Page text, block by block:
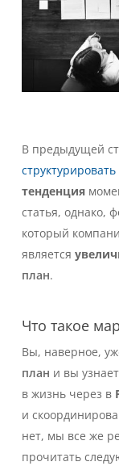
В предыдущей
структурировать
тенденция
статья, однако,
который
является
план.
Что такое
Вы, наверное,
план и вы
в жизнь через в
и
нет, мы все же
прочитать